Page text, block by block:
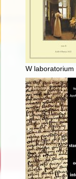
W laboratorium